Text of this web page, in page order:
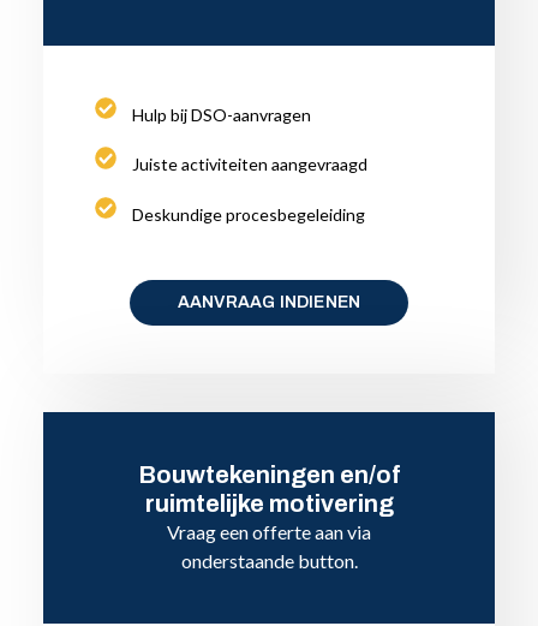
Hulp bij DSO-aanvragen
Juiste activiteiten aangevraagd
Deskundige procesbegeleiding
AANVRAAG INDIENEN
Bouwtekeningen en/of
ruimtelijke motivering
Vraag een offerte aan via
onderstaande button.